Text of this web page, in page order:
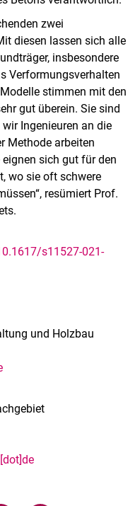
zwei
diesen lassen sich alle
insbesondere
Verformungsverhalten
stimmen mit den
gut überein. Sie sind
Ingenieuren an die
Methode arbeiten
sich gut für den
wo sie oft schwere
resümiert Prof.
s11527-021-
und Holzbau